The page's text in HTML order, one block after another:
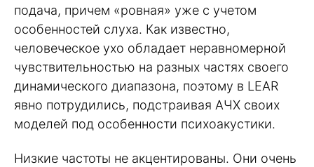
подача, причем «ровная» уже с учетом
особенностей слуха. Как известно,
человеческое ухо обладает неравномерной
чувствительностью на разных частях своего
динамического диапазона, поэтому в LEAR
явно потрудились, подстраивая АЧХ своих
моделей под особенности психоакустики.
Низкие частоты не акцентированы. Они очень